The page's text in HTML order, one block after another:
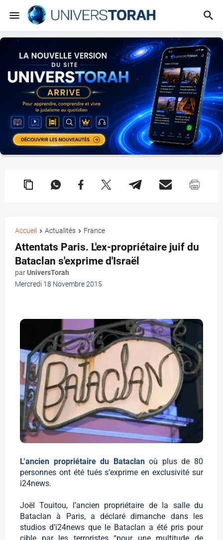
Accueil Actualités France
Attentats Paris. L'ex-propriétaire juif du
Bataclan s'exprime d'Israël
parUniversTorah
Mercredi 18 Novembre 2015
L’ancien propriétaire du Bataclanoù plus de 80
personnes ont été tués s’exprime en exclusivité sur
i24news.
Joël Touitou, l’ancien propriétaire de la salle du
Bataclan à Paris, a déclaré dimanche dans les
studios d’i24news que le Bataclan a été pris pour